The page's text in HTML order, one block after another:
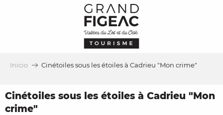
Inicio Cinétoiles sous les étoiles à Cadrieu "Mon crime"
Cinétoiles sous les étoiles à Cadrieu "Mon
crime"